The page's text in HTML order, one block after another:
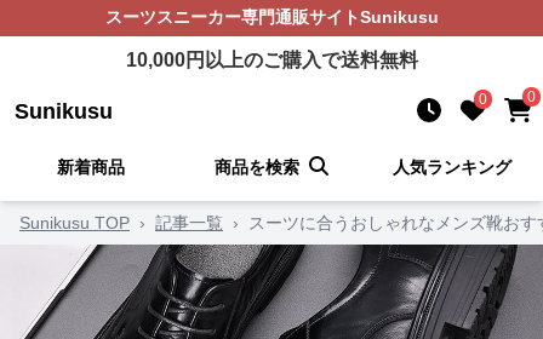
スーツスニーカー専門通販サイトSunikusu
10,000円以上のご購入で送料無料
Sunikusu 0 0
新着商品 商品を検索 人気ランキング
Sunikusu TOP › 記事一覧 › スーツに合うおしゃれなメンズ靴おす